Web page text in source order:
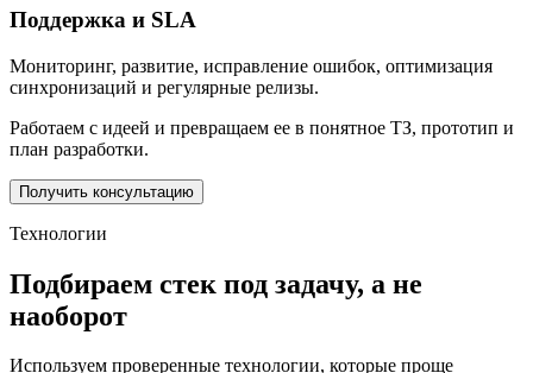
Поддержка и SLA
Мониторинг, развитие, исправление ошибок, оптимизация
синхронизаций и регулярные релизы.
Работаем с идеей и превращаем ее в понятное ТЗ, прототип и
план разработки.
Получить консультацию
Технологии
Подбираем стек под задачу, а не
наоборот
Используем проверенные технологии, которые проще